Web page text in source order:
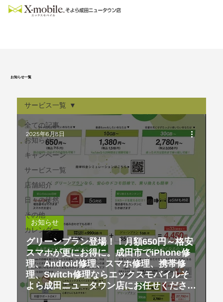
お知らせ一覧
全ての記事
お知らせ
キャンペーン
サービス一覧
店舗紹介
日々の徒然
その他
カレンダー
サービス一覧
グリーンプラン登場！！月額650円～格安
スマホが更にお得に。成田市でiPhone修
理、Android修理、スマホ修理、携帯修
理、Switch修理ならエックスモバイルそ
よら成田ニュータウン店にお任せくださ
い。
お知らせ
2025年6月8日